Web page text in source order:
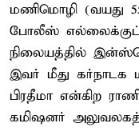
மணிமொழி (வயது
போலீஸ்
நிலையத்தில்
இவர் மீது கர்நாடக
பிரதீமா என்கிற
கமிஷனர்